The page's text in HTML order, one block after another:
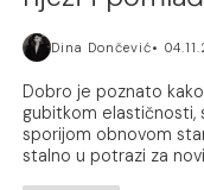
Dina Dončević
Dobro je poznato
gubitkom elastičnosti,
sporijom obnovom
stalno u potrazi za